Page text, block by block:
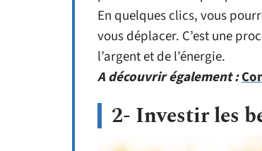
En quelques clics, vous
vous déplacer. C’est une
l’argent et de l’énergie.
A découvrir également :
2- Investir les